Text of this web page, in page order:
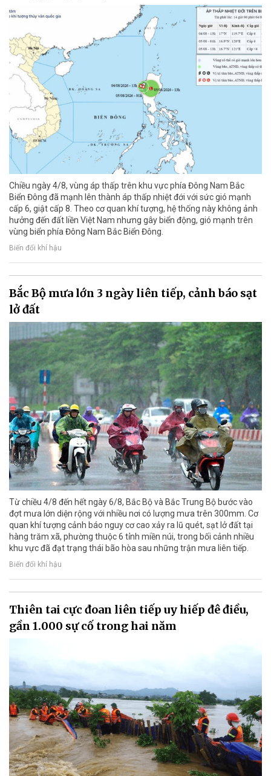
Chiều ngày 4/8, vùng áp thấp trên khu vực phía Đông Nam Bắc
Biển Đông đã mạnh lên thành áp thấp nhiệt đới với sức gió mạnh
cấp 6, giật cấp 8. Theo cơ quan khí tượng, hệ thống này không ảnh
hưởng đến đất liền Việt Nam nhưng gây biển động, gió mạnh trên
vùng biển phía Đông Nam Bắc Biển Đông.
Biến đổi khí hậu
Bắc Bộ mưa lớn 3 ngày liên tiếp, cảnh báo sạt
lở đất
Từ chiều 4/8 đến hết ngày 6/8, Bắc Bộ và Bắc Trung Bộ bước vào
đợt mưa lớn diện rộng với nhiều nơi có lượng mưa trên 300mm. Cơ
quan khí tượng cảnh báo nguy cơ cao xảy ra lũ quét, sạt lở đất tại
hàng trăm xã, phường thuộc 6 tỉnh miền núi, trong bối cảnh nhiều
khu vực đã đạt trạng thái bão hòa sau những trận mưa liên tiếp.
Biến đổi khí hậu
Thiên tai cực đoan liên tiếp uy hiếp đê điều,
gần 1.000 sự cố trong hai năm